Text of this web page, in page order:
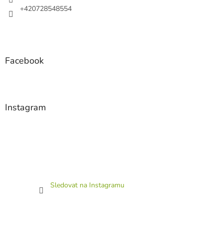
+420728548554
Facebook
Instagram
Sledovat na Instagramu